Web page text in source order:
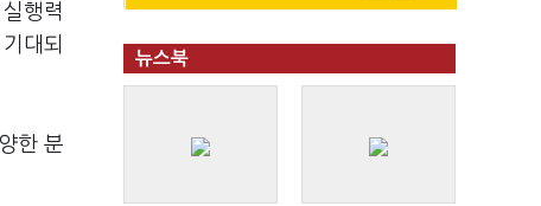
행력
대되
한 분
뉴스북